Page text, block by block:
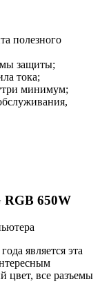
полезного
защиты;
тока;
минимум;
RGB 650W
является эта
цвет, все разъемы